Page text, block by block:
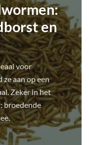
en
voor
aan op een
Zeker in het
broedende